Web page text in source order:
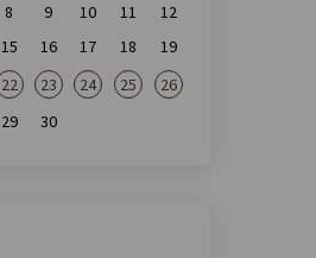
8 9 10 11
12
15 16 17 18
19
22 23 24 25
26
29 30